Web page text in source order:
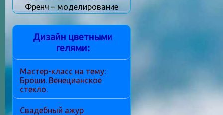
Френч – моделирование
Дизайн цветными
гелями:
Мастер-класс на тему:
Броши. Венецианское
стекло.
Свадебный ажур